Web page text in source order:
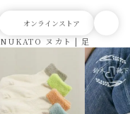
NUKATO ヌカト | 足首やわら